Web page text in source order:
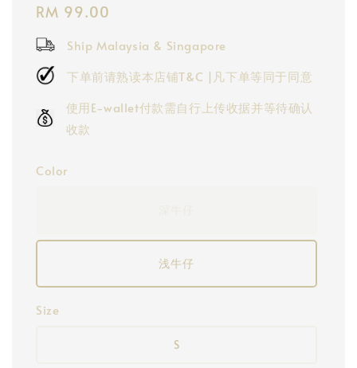
Regular
price
RM 99.00
Ship Malaysia & Singapore
下单前请熟读本店铺T&C |凡下单等同于同意
使用E-wallet付款需自行上传收据并等待确认
收款
Color
浅牛仔
Size
S